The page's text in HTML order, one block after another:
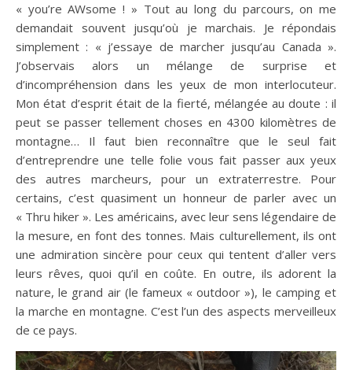
« you’re AWsome ! » Tout au long du parcours, on me
demandait souvent jusqu’où je marchais. Je répondais
simplement : « j’essaye de marcher jusqu’au Canada ».
J’observais alors un mélange de surprise et
d’incompréhension dans les yeux de mon interlocuteur.
Mon état d’esprit était de la fierté, mélangée au doute : il
peut se passer tellement choses en 4300 kilomètres de
montagne… Il faut bien reconnaître que le seul fait
d’entreprendre une telle folie vous fait passer aux yeux
des autres marcheurs, pour un extraterrestre. Pour
certains, c’est quasiment un honneur de parler avec un
« Thru hiker ». Les américains, avec leur sens légendaire de
la mesure, en font des tonnes. Mais culturellement, ils ont
une admiration sincère pour ceux qui tentent d’aller vers
leurs rêves, quoi qu’il en coûte. En outre, ils adorent la
nature, le grand air (le fameux « outdoor »), le camping et
la marche en montagne. C’est l’un des aspects merveilleux
de ce pays.